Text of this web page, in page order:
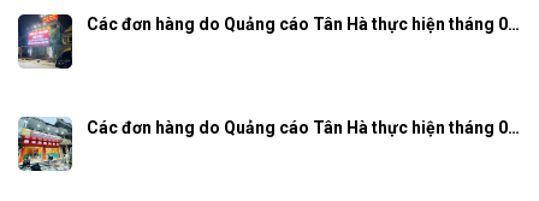
Các đơn hàng do Quảng cáo Tân Hà thực hiện tháng 0…
Các đơn hàng do Quảng cáo Tân Hà thực hiện tháng 0…